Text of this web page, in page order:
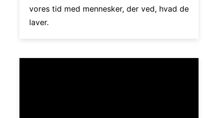
vores tid med mennesker, der ved, hvad de
laver.